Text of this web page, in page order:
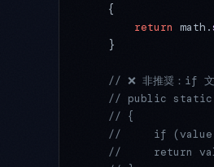
    {
        return
math.
    }
// ❌ 非推奨：if 文
// public
    // {
//     if
//     return